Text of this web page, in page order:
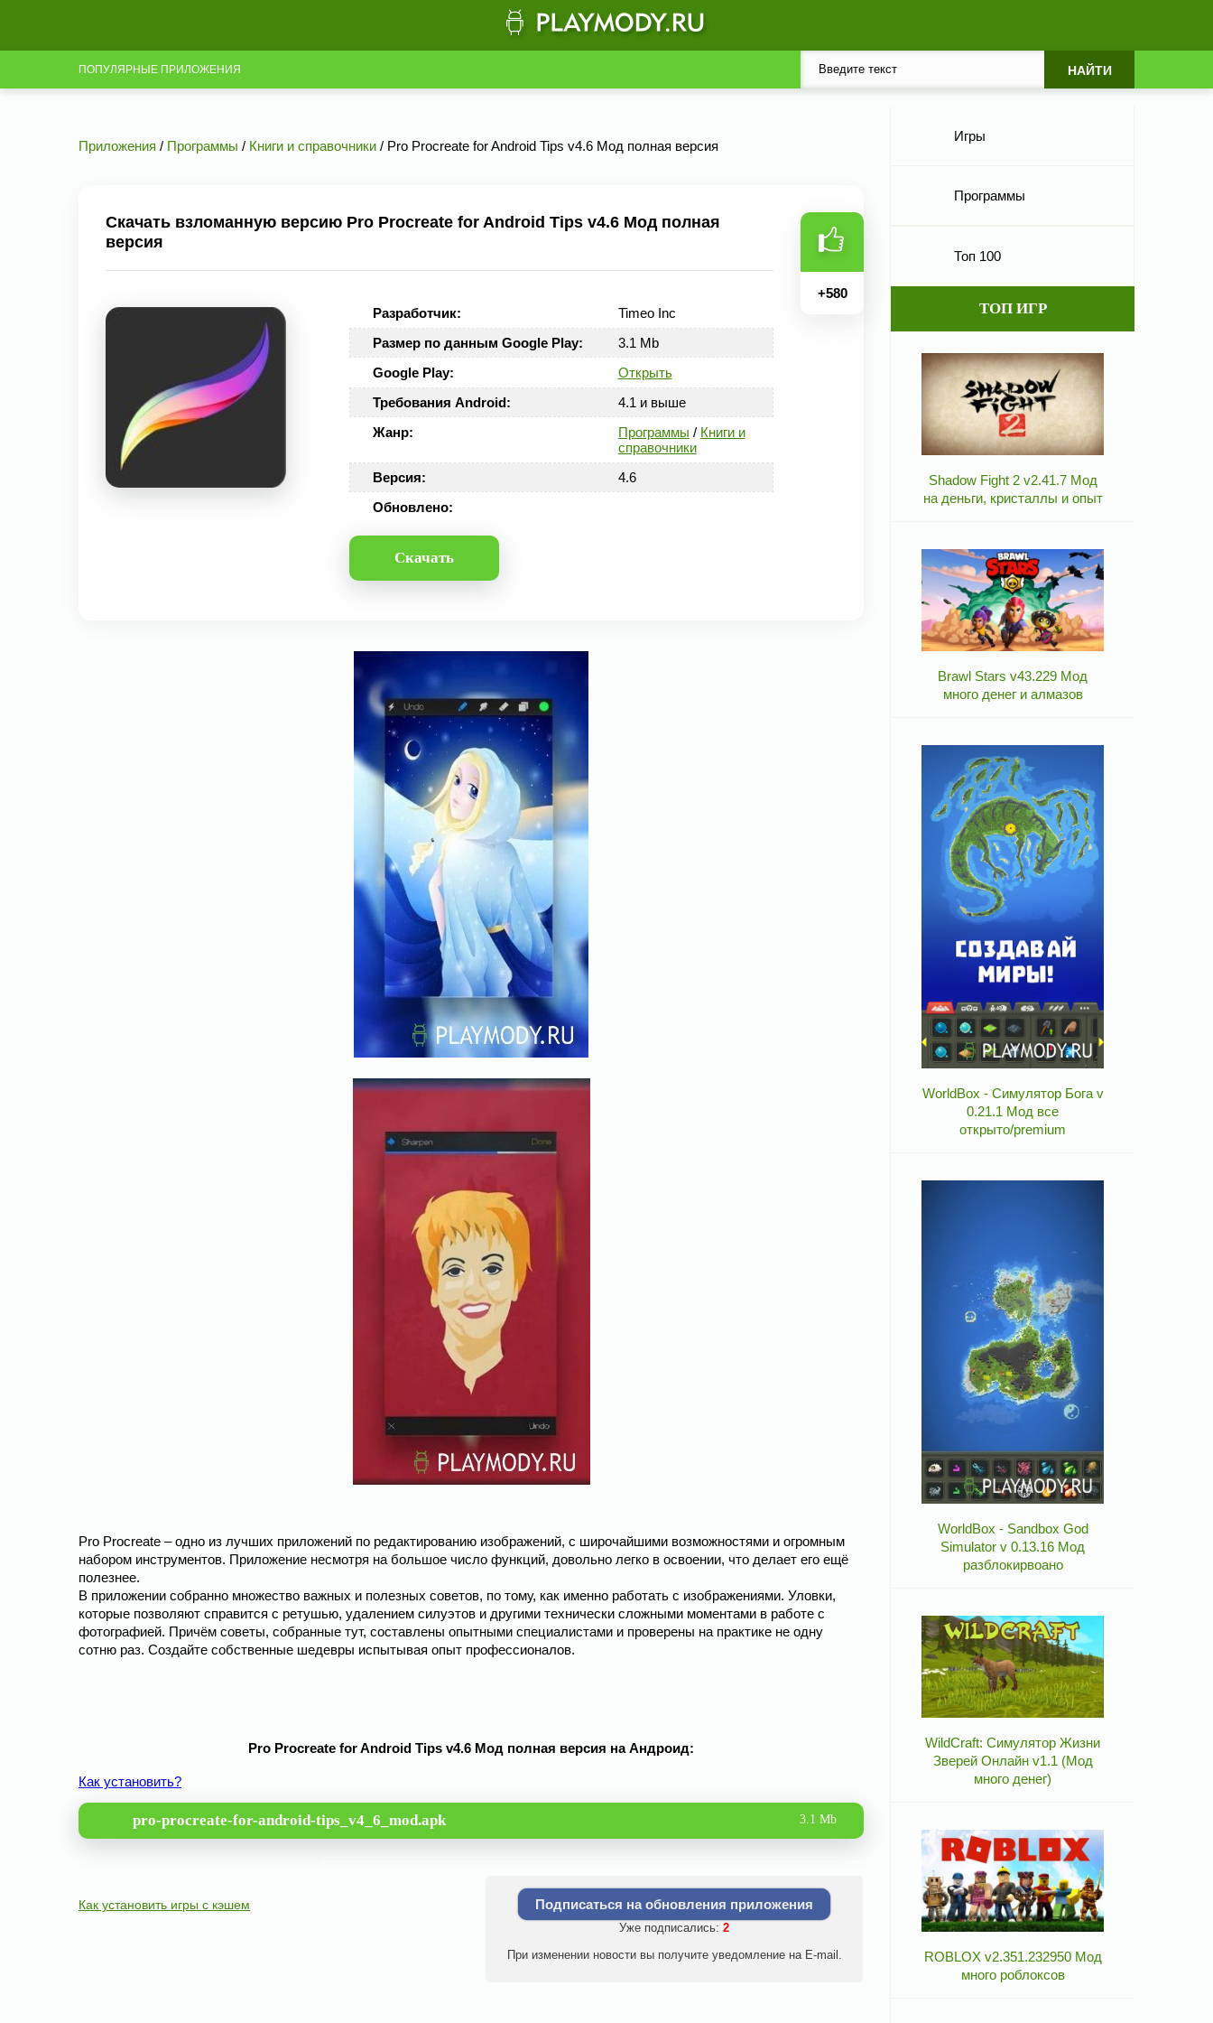
ПОПУЛЯРНЫЕ ПРИЛОЖЕНИЯ
Приложения / Программы / Книги и справочники / Pro Procreate for Android Tips v4.6 Мод полная версия
Скачать взломанную версию Pro Procreate for Android Tips v4.6 Мод полная
версия
Разработчик:
Timeo Inc
Размер по данным Google Play:
3.1 Mb
Google Play:
Открыть
Требования Android:
4.1 и выше
Жанр:
Программы / Книги и
справочники
Версия:
4.6
Обновлено:
Скачать
+580
Pro Procreate – одно из лучших приложений по редактированию изображений, с широчайшими возможностями и огромным
набором инструментов. Приложение несмотря на большое число функций, довольно легко в освоении, что делает его ещё
полезнее.
В приложении собранно множество важных и полезных советов, по тому, как именно работать с изображениями. Уловки,
которые позволяют справится с ретушью, удалением силуэтов и другими технически сложными моментами в работе с
фотографией. Причём советы, собранные тут, составлены опытными специалистами и проверены на практике не одну
сотню раз. Создайте собственные шедевры испытывая опыт профессионалов.
Pro Procreate for Android Tips v4.6 Мод полная версия на Андроид:
Как установить?
pro-procreate-for-android-tips_v4_6_mod.apk 3.1 Mb
Как установить игры с кэшем Подписаться на обновления приложения
Уже подписались: 2
При изменении новости вы получите уведомление на E-mail.
Игры
Программы
Топ 100
ТОП ИГР
Shadow Fight 2 v2.41.7 Мод
на деньги, кристаллы и опыт
Brawl Stars v43.229 Мод
много денег и алмазов
WorldBox - Симулятор Бога v
0.21.1 Мод все
открыто/premium
WorldBox - Sandbox God
Simulator v 0.13.16 Мод
разблокирвоано
WildCraft: Симулятор Жизни
Зверей Онлайн v1.1 (Мод
много денег)
ROBLOX v2.351.232950 Мод
много роблоксов